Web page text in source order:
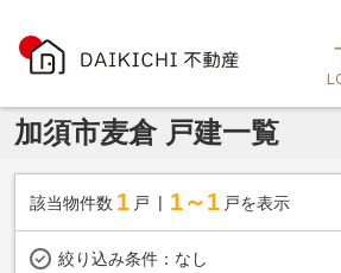
加須市麦倉 戸建一覧
該当物件数 1 戸 1～1 戸を表示
絞り込み条件： なし